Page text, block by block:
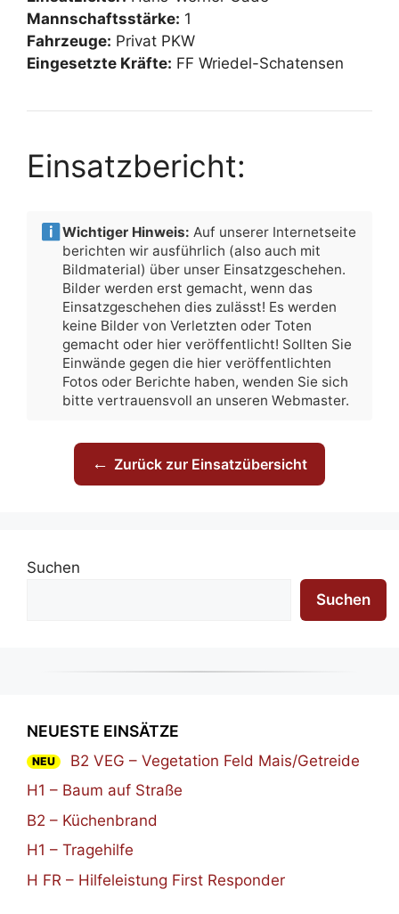
Mannschaftsstärke: 1
Fahrzeuge: Privat PKW
Eingesetzte Kräfte: FF Wriedel-Schatensen
Einsatzbericht:
Wichtiger Hinweis: Auf unserer Internetseite
berichten wir ausführlich (also auch mit
Bildmaterial) über unser Einsatzgeschehen.
Bilder werden erst gemacht, wenn das
Einsatzgeschehen dies zulässt! Es werden
keine Bilder von Verletzten oder Toten
gemacht oder hier veröffentlicht! Sollten Sie
Einwände gegen die hier veröffentlichten
Fotos oder Berichte haben, wenden Sie sich
bitte vertrauensvoll an unseren Webmaster.
← Zurück zur Einsatzübersicht
Suchen
Suchen
NEUESTE EINSÄTZE
NEU
B2 VEG – Vegetation Feld Mais/Getreide
H1 – Baum auf Straße
B2 – Küchenbrand
H1 – Tragehilfe
H FR – Hilfeleistung First Responder